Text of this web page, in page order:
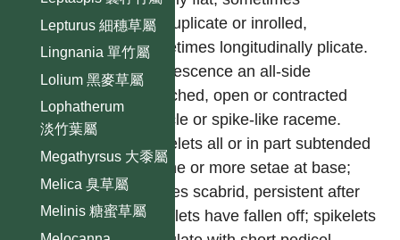
Lepturus 細穗草屬
Lingnania 單竹屬
Lolium 黑麥草屬
Lophatherum
淡竹葉屬
Megathyrsus 大黍屬
Melica 臭草屬
Melinis 糖蜜草屬
conduplicate or inrolled,
sometimes longitudinally plicate.
Inflorescence an all-side
branched, open or contracted
panicle or spike-like raceme.
Spikelets all or in part subtended
by one or more setae at base;
bristles scabrid, persistent after
spikelets have fallen off; spikelets